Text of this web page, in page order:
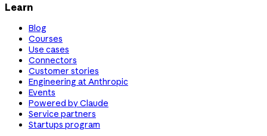
Learn
Blog
Courses
Use cases
Connectors
Customer stories
Engineering at Anthropic
Events
Powered by Claude
Service partners
Startups program